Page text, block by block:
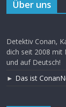
Über uns
Detektiv Conan,
dich seit 2008 mit
und auf Deutsch!
► Das ist